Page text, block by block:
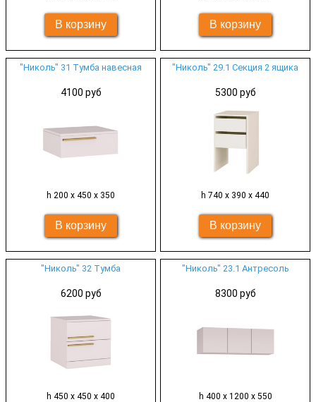
"Николь" 31 Тумба навесная
4100 руб
h 200 х 450 х 350
"Николь" 29.1 Секция 2 ящика
5300 руб
h 740 х 390 х 440
"Николь" 32 Тумба
6200 руб
h 450 х 450 х 400
"Николь" 23.1 Антресоль
8300 руб
h 400 х 1200 х 550